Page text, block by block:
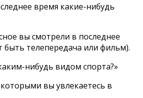
время какие-нибудь
вы смотрели в последнее
быть телепередача или фильм).
нибудь видом спорта?»
вы увлекаетесь в